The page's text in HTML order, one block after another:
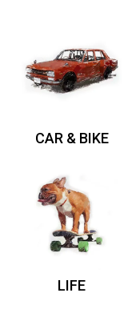
CAR & BIKE
LIFE